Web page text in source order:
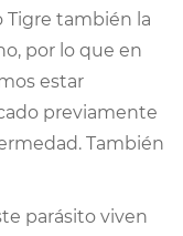
también la
por lo que en
estar
previamente
También
parásito viven